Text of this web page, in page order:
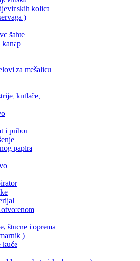
kolica
)
šahte
kanap
za mešalicu
kutlače,
i pribor
papira
štucne i oprema
)
kuće